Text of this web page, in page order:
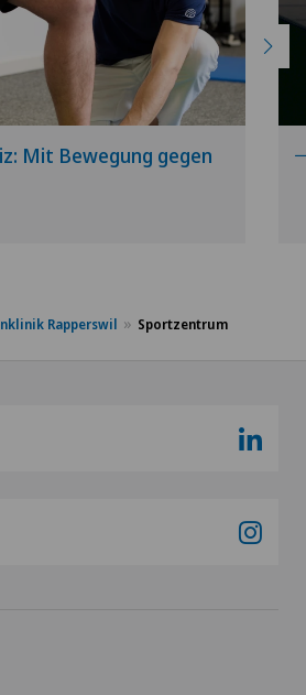
Mit Bewegung gegen
Rapperswil Sportzentrum